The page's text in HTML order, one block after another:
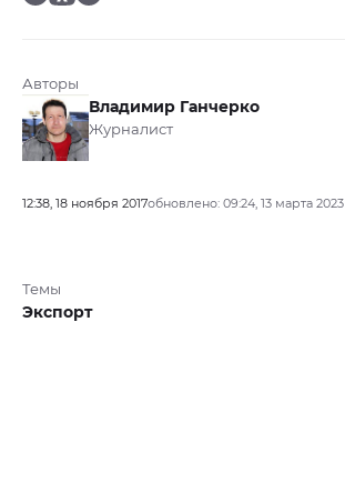
Авторы
Владимир Ганчерко
Журналист
12:38, 18 ноября 2017обновлено: 09:24, 13 марта 2023
Темы
Экспорт